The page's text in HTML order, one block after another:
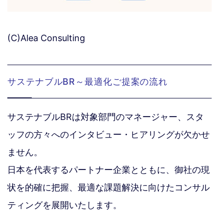
(C)Alea Consulting
サステナブルBR～最適化ご提案の流れ
サステナブルBRは対象部門のマネージャー、スタ
ッフの方々へのインタビュー・ヒアリングが欠かせ
ません。
日本を代表するパートナー企業とともに、御社の現
状を的確に把握、最適な課題解決に向けたコンサル
ティングを展開いたします。